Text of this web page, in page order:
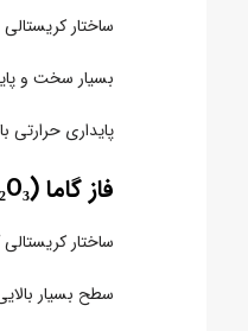
ساختار کریستالی
بسیار سخت و
پایداری
فاز گاما (γ-Al₂O₃):
ساختار کریستالی
سطح بسیار